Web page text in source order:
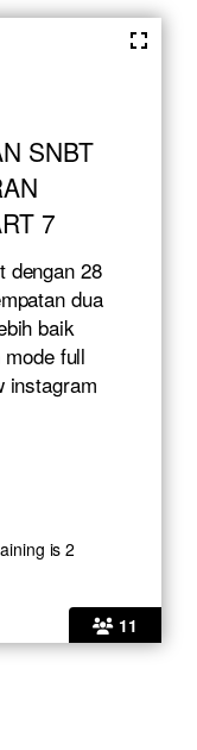
11
SNBT
7
dengan 28
dua
baik
full
instagram
is 2